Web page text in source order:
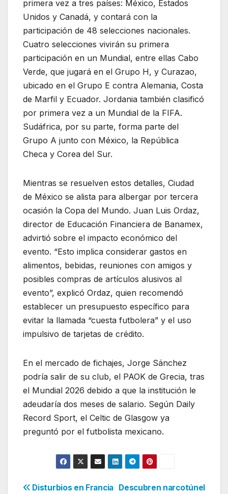
primera vez a tres países: México, Estados
Unidos y Canadá, y contará con la
participación de 48 selecciones nacionales.
Cuatro selecciones vivirán su primera
participación en un Mundial, entre ellas Cabo
Verde, que jugará en el Grupo H, y Curazao,
ubicado en el Grupo E contra Alemania, Costa
de Marfil y Ecuador. Jordania también clasificó
por primera vez a un Mundial de la FIFA.
Sudáfrica, por su parte, forma parte del
Grupo A junto con México, la República
Checa y Corea del Sur.
Mientras se resuelven estos detalles, Ciudad
de México se alista para albergar por tercera
ocasión la Copa del Mundo. Juan Luis Ordaz,
director de Educación Financiera de Banamex,
advirtió sobre el impacto económico del
evento. “Esto implica considerar gastos en
alimentos, bebidas, reuniones con amigos y
posibles compras de artículos alusivos al
evento”, explicó Ordaz, quien recomendó
establecer un presupuesto específico para
evitar la llamada “cuesta futbolera” y el uso
impulsivo de tarjetas de crédito.
En el mercado de fichajes, Jorge Sánchez
podría salir de su club, el PAOK de Grecia, tras
el Mundial 2026 debido a que la institución le
adeudaría dos meses de salario. Según Daily
Record Sport, el Celtic de Glasgow ya
preguntó por el futbolista mexicano.
Descubren narcotúnel
Disturbios en Francia